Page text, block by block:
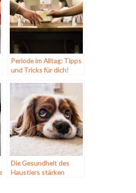
Periode im Alltag: Tipps
und Tricks für dich!
Die Gesundheit des
Haustiers stärken